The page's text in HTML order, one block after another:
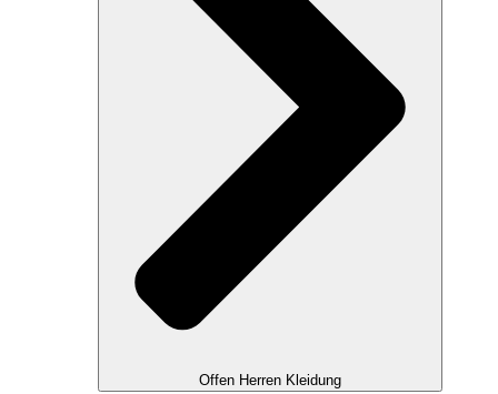
Offen Herren Kleidung